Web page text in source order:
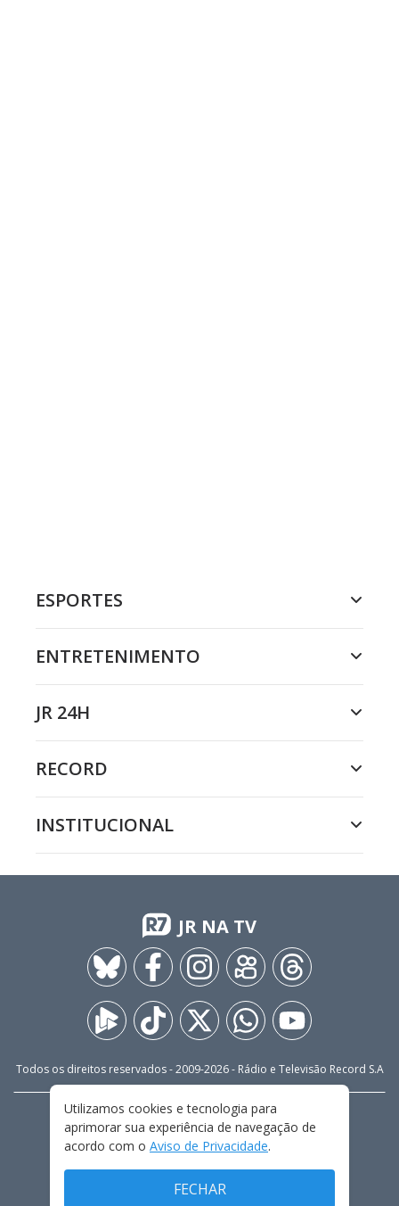
ESPORTES
ENTRETENIMENTO
JR 24H
RECORD
INSTITUCIONAL
JR NA TV
Todos os direitos reservados - 2009-2026- Rádio e Televisão Record S.A
FALE CONOSCO
PRIVACIDADE
TERMOS E CONDIÇÕES DE USO
Utilizamos cookies e tecnologia para
aprimorar sua experiência de navegação de
acordo com o Aviso de Privacidade.
FECHAR